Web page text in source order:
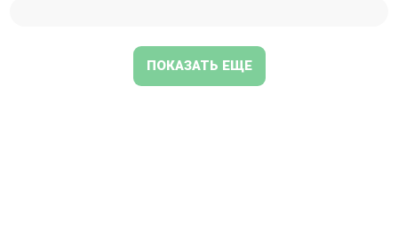
ПОКАЗАТЬ ЕЩЕ